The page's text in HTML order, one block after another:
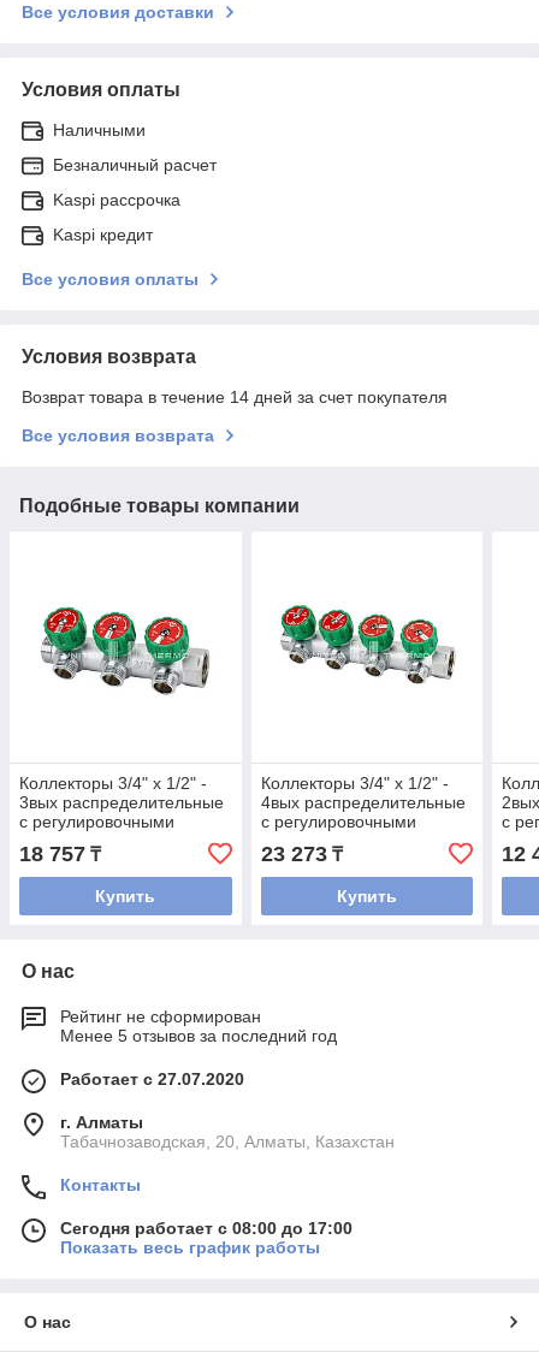
Все условия доставки
Условия оплаты
Наличными
Безналичный расчет
Kaspi рассрочка
Kaspi кредит
Все условия оплаты
Условия возврата
Возврат товара в течение 14 дней за счет покупателя
Все условия возврата
Подобные товары компании
Коллекторы 3/4" х 1/2" -
3вых распределительные
с регулировочными
клапанами, серия VM146,
хромированные
18 757 ₸
Купить
Коллекторы 3/4" х 1/2" -
4вых распределительные
с регулировочными
клапанами, серия VM146,
хромированные
23 273₸
Купить
с
12
О нас
Рейтинг не сформирован
Менее 5 отзывов за последний год
Работает с 27.07.2020
г. Алматы
Табачнозаводская, 20, Алматы, Казахстан
Контакты
Сегодня работает с 08:00 до 17:00
Показать весь график работы
О нас